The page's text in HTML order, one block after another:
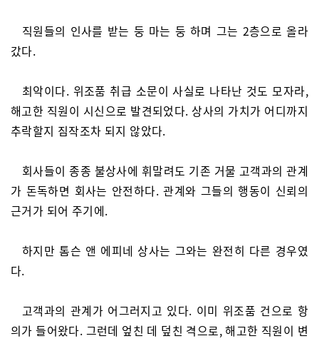
직원들의 인사를 받는 둥 마는 둥 하며 그는 2층으로 올라
갔다.
최악이다. 위조품 취급 소문이 사실로 나타난 것도 모자라,
해고한 직원이 시신으로 발견되었다. 상사의 가치가 어디까지
추락할지 짐작조차 되지 않았다.
회사들이 종종 불상사에 휘말려도 기존 거물 고객과의 관계
가 돈독하면 회사는 안전하다. 관계와 그들의 행동이 신뢰의
근거가 되어 주기에.
하지만 톰슨 앤 에피네 상사는 그와는 완전히 다른 경우였
다.
고객과의 관계가 어그러지고 있다. 이미 위조품 건으로 항
의가 들어왔다. 그런데 엎친 데 덮친 격으로, 해고한 직원이 변